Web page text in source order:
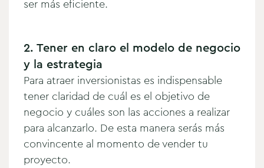
ser más eficiente.
2. Tener en claro el modelo de negocio
y la estrategia
Para atraer inversionistas es indispensable
tener claridad de cuál es el objetivo de
negocio y cuáles son las acciones a realizar
para alcanzarlo. De esta manera serás más
convincente al momento de vender tu
proyecto.